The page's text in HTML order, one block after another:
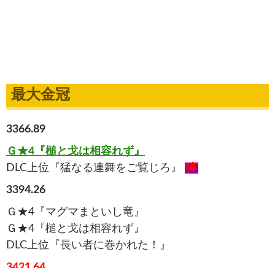
最大金冠
3366.89
Ｇ★4『槌と戈は相容れず』
DLC上位『猛なる連舞をご覧じろ』
獰
3394.26
Ｇ★4『マグマまといし竜』
Ｇ★4『槌と戈は相容れず』
DLC上位『長い者に巻かれた！』